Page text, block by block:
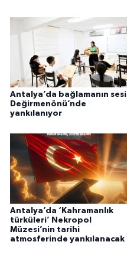
Antalya’da bağlamanın sesi
Değirmenönü’nde
yankılanıyor
Antalya’da ‘Kahramanlık
türküleri’ Nekropol
Müzesi’nin tarihi
atmosferinde yankılanacak